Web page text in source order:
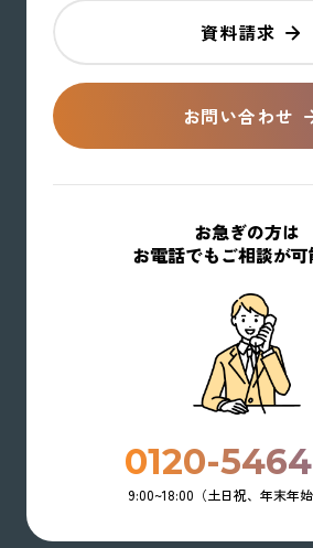
資料請求
お問い合わせ
お急ぎの方は
お電話でもご相談が
0120-
9:00~18:00（土日祝、年末年始